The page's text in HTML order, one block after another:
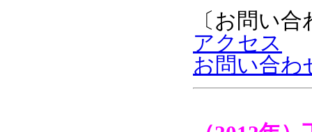
〔お問い
アクセス
お問い合わ